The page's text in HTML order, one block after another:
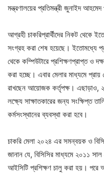
মন্ত্রণালয়ের প্রতিমন্ত্রী জুনাইদ
আগ্রহী চাকরিপ্রার্থীদের নিকট থেকে
সংগ্রহ করা শেষ হয়েছে। ইতোমধ্যে
থেকে কম্পিউটারে প্রশিক্ষণপ্রাপ্ত ও
করা হচ্ছে। এবার মেলার মাধ্যমে
রাখছেন আয়োজক কর্তৃপক্ষ। এছাড়াও, ২
লক্ষ্যে সাক্ষাতকারের জন্য সংক্ষিপ্ত
কর্মসংস্থানের ব্যবস্থা করা হবে।
চাকরি মেলা ২০২৪ এর সমন্বয়ক ও
জানান যে, বিসিসির মাধ্যমে ২০১১
আইসিটি প্রশিক্ষণ চালু করা হয়। পরে